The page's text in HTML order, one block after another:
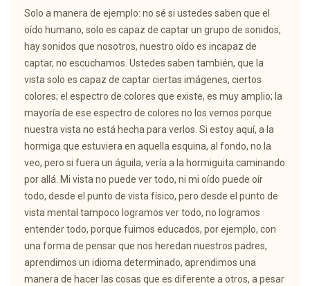
Solo a manera de ejemplo: no sé si ustedes saben que el
oído humano, solo es capaz de captar un grupo de sonidos,
hay sonidos que nosotros, nuestro oído es incapaz de
captar, no escuchamos. Ustedes saben también, que la
vista solo es capaz de captar ciertas imágenes, ciertos
colores; el espectro de colores que existe, es muy amplio; la
mayoría de ese espectro de colores no los vemos porque
nuestra vista no está hecha para verlos. Si estoy aquí, a la
hormiga que estuviera en aquella esquina, al fondo, no la
veo, pero si fuera un águila, vería a la hormiguita caminando
por allá. Mi vista no puede ver todo, ni mi oído puede oír
todo, desde el punto de vista físico, pero desde el punto de
vista mental tampoco logramos ver todo, no logramos
entender todo, porque fuimos educados, por ejemplo, con
una forma de pensar que nos heredan nuestros padres,
aprendimos un idioma determinado, aprendimos una
manera de hacer las cosas que es diferente a otros, a pesar